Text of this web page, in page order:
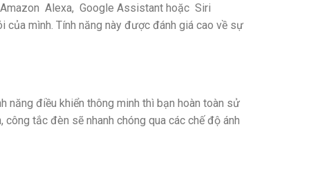
Alexa, Google Assistant hoặc Siri
của mình. Tính năng này được đánh giá cao về sự
điều khiển thông minh thì bạn hoàn toàn sử
tắc đèn sẽ nhanh chóng qua các chế độ ánh